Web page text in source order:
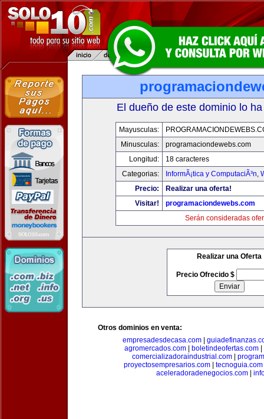
El dueño de este dominio lo
Mayusculas:
Minusculas:
programaciondewebs.com
Longitud:
18 caracteres
Categorias:
InformÃ¡tica y ComputaciÃ³n,
Precio:
Realizar una oferta!
Visitar!
programaciondewebs.com
Serán consideradas
Realizar una Oferta
Precio Ofrecido $
Otros dominios en venta:
empresadesdecasa.com|
agromercados.com
boletindeofertas.com
comercializadoraindustrial.com
proyectosempresarios.com
tecnoguia.com
aceleradoradenegocios.com